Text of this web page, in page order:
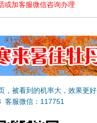
或加客服微信咨询办理
，被看到的机率大，效果更好
客服微信：117751